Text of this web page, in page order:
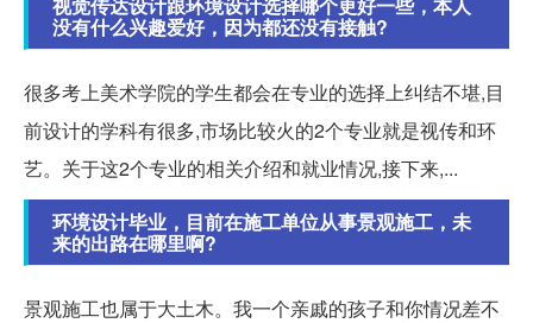
没有什么兴趣爱好，因为都还没有接触?
很多考上美术学院的学生都会在专业的选择上纠结不堪,目
前设计的学科有很多,市场比较火的2个专业就是视传和环
艺。关于这2个专业的相关介绍和就业情况,接下来,...
环境设计毕业，目前在施工单位从事景观施工，未
来的出路在哪里啊?
景观施工也属于大土木。我一个亲戚的孩子和你情况差不